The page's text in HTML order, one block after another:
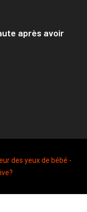
après avoir
des yeux de bébé -